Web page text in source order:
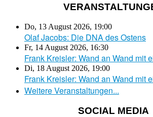
Do, 13 August 2026, 19:00
Olaf Jacobs: Die DNA des Ostens
Fr, 14 August 2026, 16:30
Frank Kreisler: Wand an Wand mit
Di, 18 August 2026, 19:00
Frank Kreisler: Wand an Wand mit
Weitere Veranstaltungen...
SOCIAL MEDIA